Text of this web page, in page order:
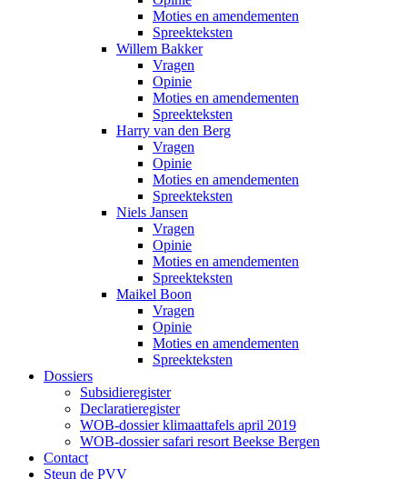
Moties en amendementen
Spreekteksten
Willem Bakker
Vragen
Opinie
Moties en amendementen
Spreekteksten
Harry van den Berg
Vragen
Opinie
Moties en amendementen
Spreekteksten
Niels Jansen
Vragen
Opinie
Moties en amendementen
Spreekteksten
Maikel Boon
Vragen
Opinie
Moties en amendementen
Spreekteksten
Dossiers
Subsidieregister
Declaratieregister
WOB-dossier klimaattafels april 2019
WOB-dossier safari resort Beekse Bergen
Contact
Steun de PVV